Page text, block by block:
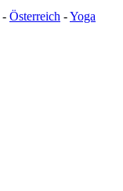
- Österreich -Yoga